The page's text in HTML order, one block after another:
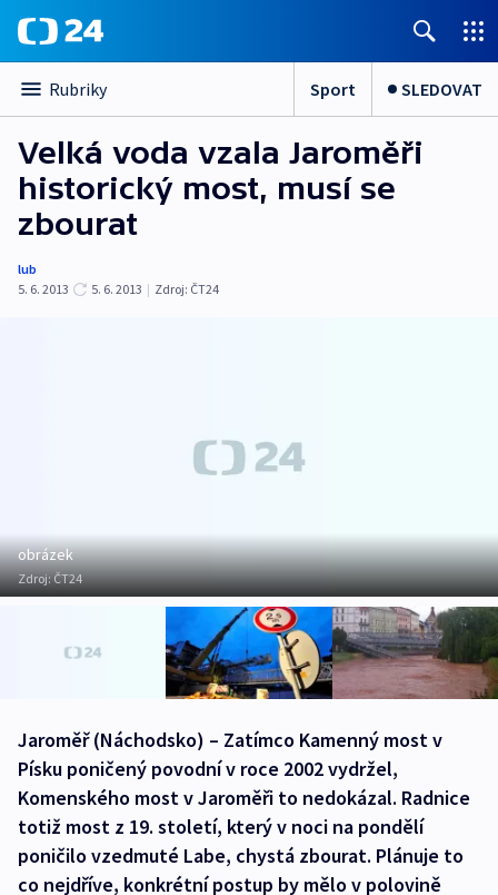
Rubriky Sport SLEDOVAT
Velká voda vzala Jaroměři
historický most, musí se
zbourat
lub
5. 6. 2013
5. 6. 2013 | Zdroj: ČT24
obrázek
Zdroj:ČT24
Jaroměř (Náchodsko) – Zatímco Kamenný most v
Písku poničený povodní v roce 2002 vydržel,
Komenského most v Jaroměři to nedokázal. Radnice
totiž most z 19. století, který v noci na pondělí
poničilo vzedmuté Labe, chystá zbourat. Plánuje to
co nejdříve, konkrétní postup by mělo v polovině